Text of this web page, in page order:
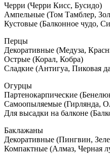
Черри (Черри Кисс, Бусидо)
Ампельные (Том Тамблер,
Кустовые (Балконное чудо,
Перцы
Декоративные (Медуза,
Острые (Корал, Кобра)
Сладкие (Антигуа, Пиковая
Огурцы
Партенокарпические
Самоопыляемые (Гирлянда,
Для высадки на балконе
Баклажаны
Декоративные (Пингвин,
Компактные (Алмаз, Черная